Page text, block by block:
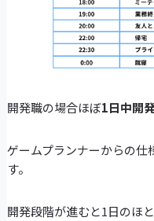
開発職の場合ほぼ1日中開
ゲームプランナーからの仕
す。
開発段階が進むと1日のほ